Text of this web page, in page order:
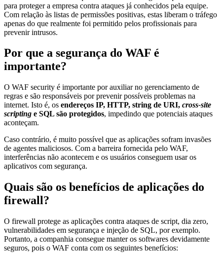
para proteger a empresa contra ataques já conhecidos pela equipe.
Com relação às listas de permissões positivas, estas liberam o tráfego
apenas do que realmente foi permitido pelos profissionais para
prevenir intrusos.
Por que a segurança do WAF é
importante?
O WAF security é importante por auxiliar no gerenciamento de
regras e são responsáveis por prevenir possíveis problemas na
internet. Isto é, os endereços IP, HTTP, string de URI, cross-site
scripting e SQL são protegidos, impedindo que potenciais ataques
aconteçam.
Caso contrário, é muito possível que as aplicações sofram invasões
de agentes maliciosos. Com a barreira fornecida pelo WAF,
interferências não acontecem e os usuários conseguem usar os
aplicativos com segurança.
Quais são os benefícios de aplicações do
firewall?
O firewall protege as aplicações contra ataques de script, dia zero,
vulnerabilidades em segurança e injeção de SQL, por exemplo.
Portanto, a companhia consegue manter os softwares devidamente
seguros, pois o WAF conta com os seguintes benefícios: